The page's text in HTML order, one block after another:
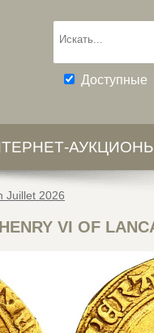
Доступные
Juillet 2026
HENRY VI OF